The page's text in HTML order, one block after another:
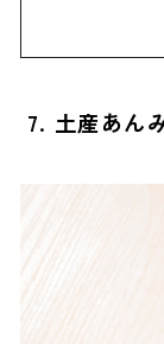
7. 土産あん